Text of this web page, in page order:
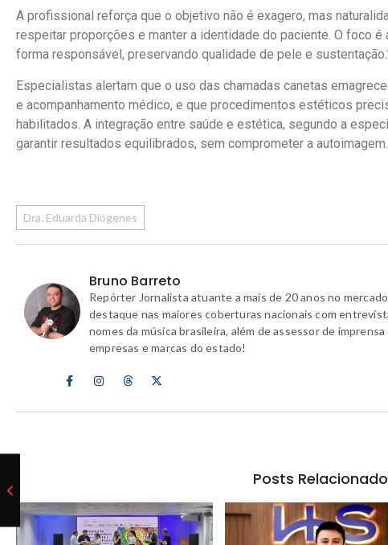
A profissional reforça que o objetivo não é exagero, mas
respeitar proporções e manter a identidade do paciente. O foco é
forma responsável, preservando qualidade de pele e
Especialistas alertam que o uso das chamadas canetas
e acompanhamento médico, e que procedimentos estéticos
habilitados. A integração entre saúde e estética, segundo a
garantir resultados equilibrados, sem comprometer a autoimagem.
Dra. Eduarda Diógenes
Bruno Barreto
Repórter Jornalista atuante a mais de 20 anos no
destaque nas maiores coberturas nacionais com
nomes da música brasileira, além de assessor de imprensa
empresas e marcas do estado!
Posts